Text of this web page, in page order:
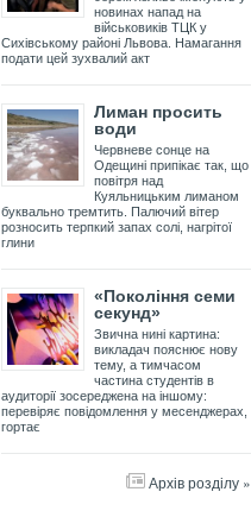
новинах напад на
військовиків ТЦК у
Сихівському районі Львова. Намагання
подати цей зухвалий акт
Лиман просить
води
Червневе сонце на
Одещині припікає так, що
повітря над
Куяльницьким лиманом
буквально тремтить. Палючий вітер
розносить терпкий запах солі, нагрітої
глини
«Покоління семи
секунд»
Звична нині картина:
викладач пояснює нову
тему, а тимчасом
частина студентів в
аудиторії зосереджена на іншому:
перевіряє повідомлення у месенджерах,
гортає
Архів розділу »